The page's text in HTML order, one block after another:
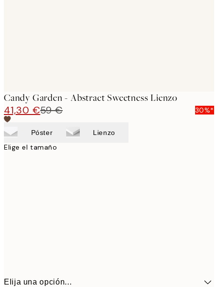
Candy Garden - Abstract Sweetness Lienzo
41,30 €59 € 30%*
Póster Lienzo
Elige el tamaño
Elija una opción...